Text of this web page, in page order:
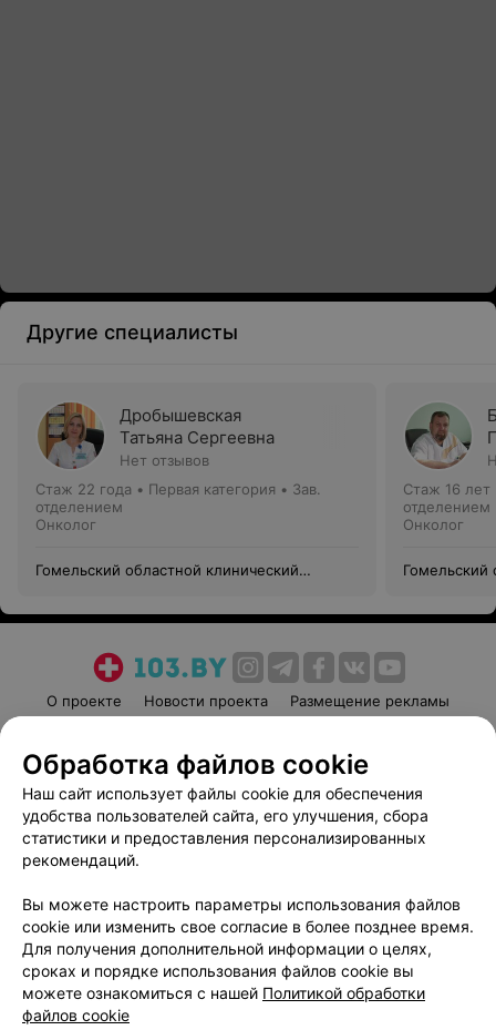
Другие специалисты
Дробышевская
Татьяна Сергеевна
Нет отзывов
Стаж 22 года • Первая категория • Зав.
отделением
Онколог
Гомельский областной клинический
Стаж 16 лет
отделением
Онколог
Гомельский
О проекте Новости проекта
Размещение рекламы
Пользовательское соглашение
Способы оплаты
Вакансии
Партнеры
Написать руководителю 103.by
Обработка персональных данных
Обработка файлов cookie
Наш сайт использует файлы cookie для обеспечения
удобства пользователей сайта, его улучшения, сбора
статистики и предоставления персонализированных
рекомендаций.
Вы можете настроить параметры использования файлов
cookie или изменить свое согласие в более позднее время.
Для получения дополнительной информации о целях,
сроках и порядке использования файлов cookie вы
можете ознакомиться с нашей Политикой обработки
файлов cookie